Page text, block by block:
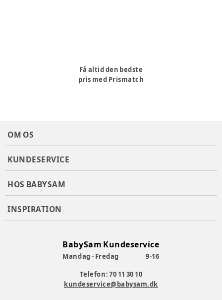
Få altid den bedste
pris med Prismatch
OM OS
KUNDESERVICE
HOS BABYSAM
INSPIRATION
BabySam Kundeservice
Mandag - Fredag
9-16
Telefon: 70 11 30 10
kundeservice@babysam.dk